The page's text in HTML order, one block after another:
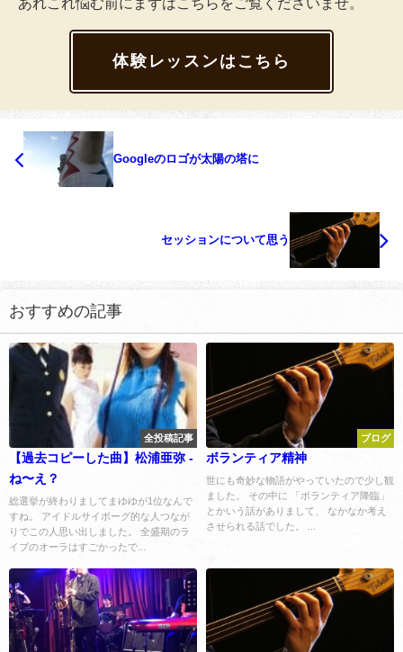
体験レッスンはこちら
Googleのロゴが太陽の塔に
セッションについて思う
おすすめの記事
全投稿記事
【過去コピーした曲】松浦亜弥 -
ね〜え？
総選挙が終わりましてまゆゆが1位なんで
すね。 アイドルサイボーグ的な人つなが
りでこの人思い出しました。 全盛期のラ
イブのオーラはすごかったで...
ブログ
ボランティア精神
世にも奇妙な物語がやっていたので少し観
ました。 その中に 「ボランティア降臨」
とかいう話がありまして、 なかなか考え
させられる話でした。 ...